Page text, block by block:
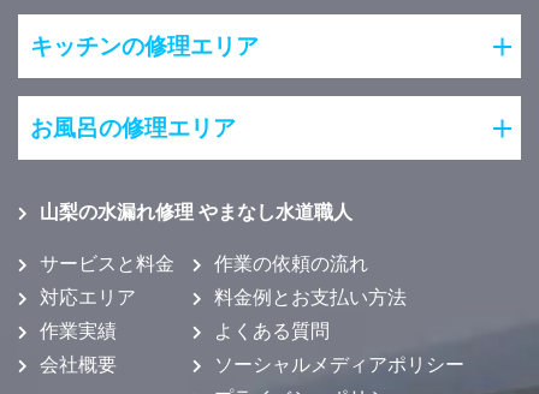
キッチンの修理エリア
お風呂の修理エリア
山梨の水漏れ修理 やまなし水道職人
サービスと料金
対応エリア
作業実績
会社概要
作業の依頼の流れ
料金例とお支払い方法
よくある質問
ソーシャルメディアポリシー